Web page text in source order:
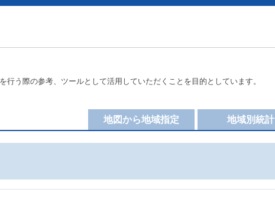
う際の参考、ツールとして活用していただくことを目的としています。
地域別統計
地図から地域指定